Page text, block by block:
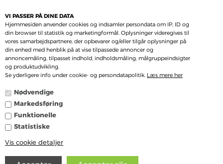
VI PASSER PÅ DINE DATA
Hjemmesiden anvender cookies og indsamler persondata om IP, ID og
din browser til statistik og marketingformål. Oplysninger videregives til
vores samarbejdspartnere, der opbevarer og/eller tilgår oplysninger på
din enhed med henblik på at vise tilpassede annoncer og
annoncemåling, tilpasset indhold, indholdsmåling, målgruppeindsigter
og produktudvikling.
Se yderligere info under cookie- og persondatapolitik. Læs mere her
Nødvendige
Markedsføring
Funktionelle
Statistiske
Vis cookie detaljer